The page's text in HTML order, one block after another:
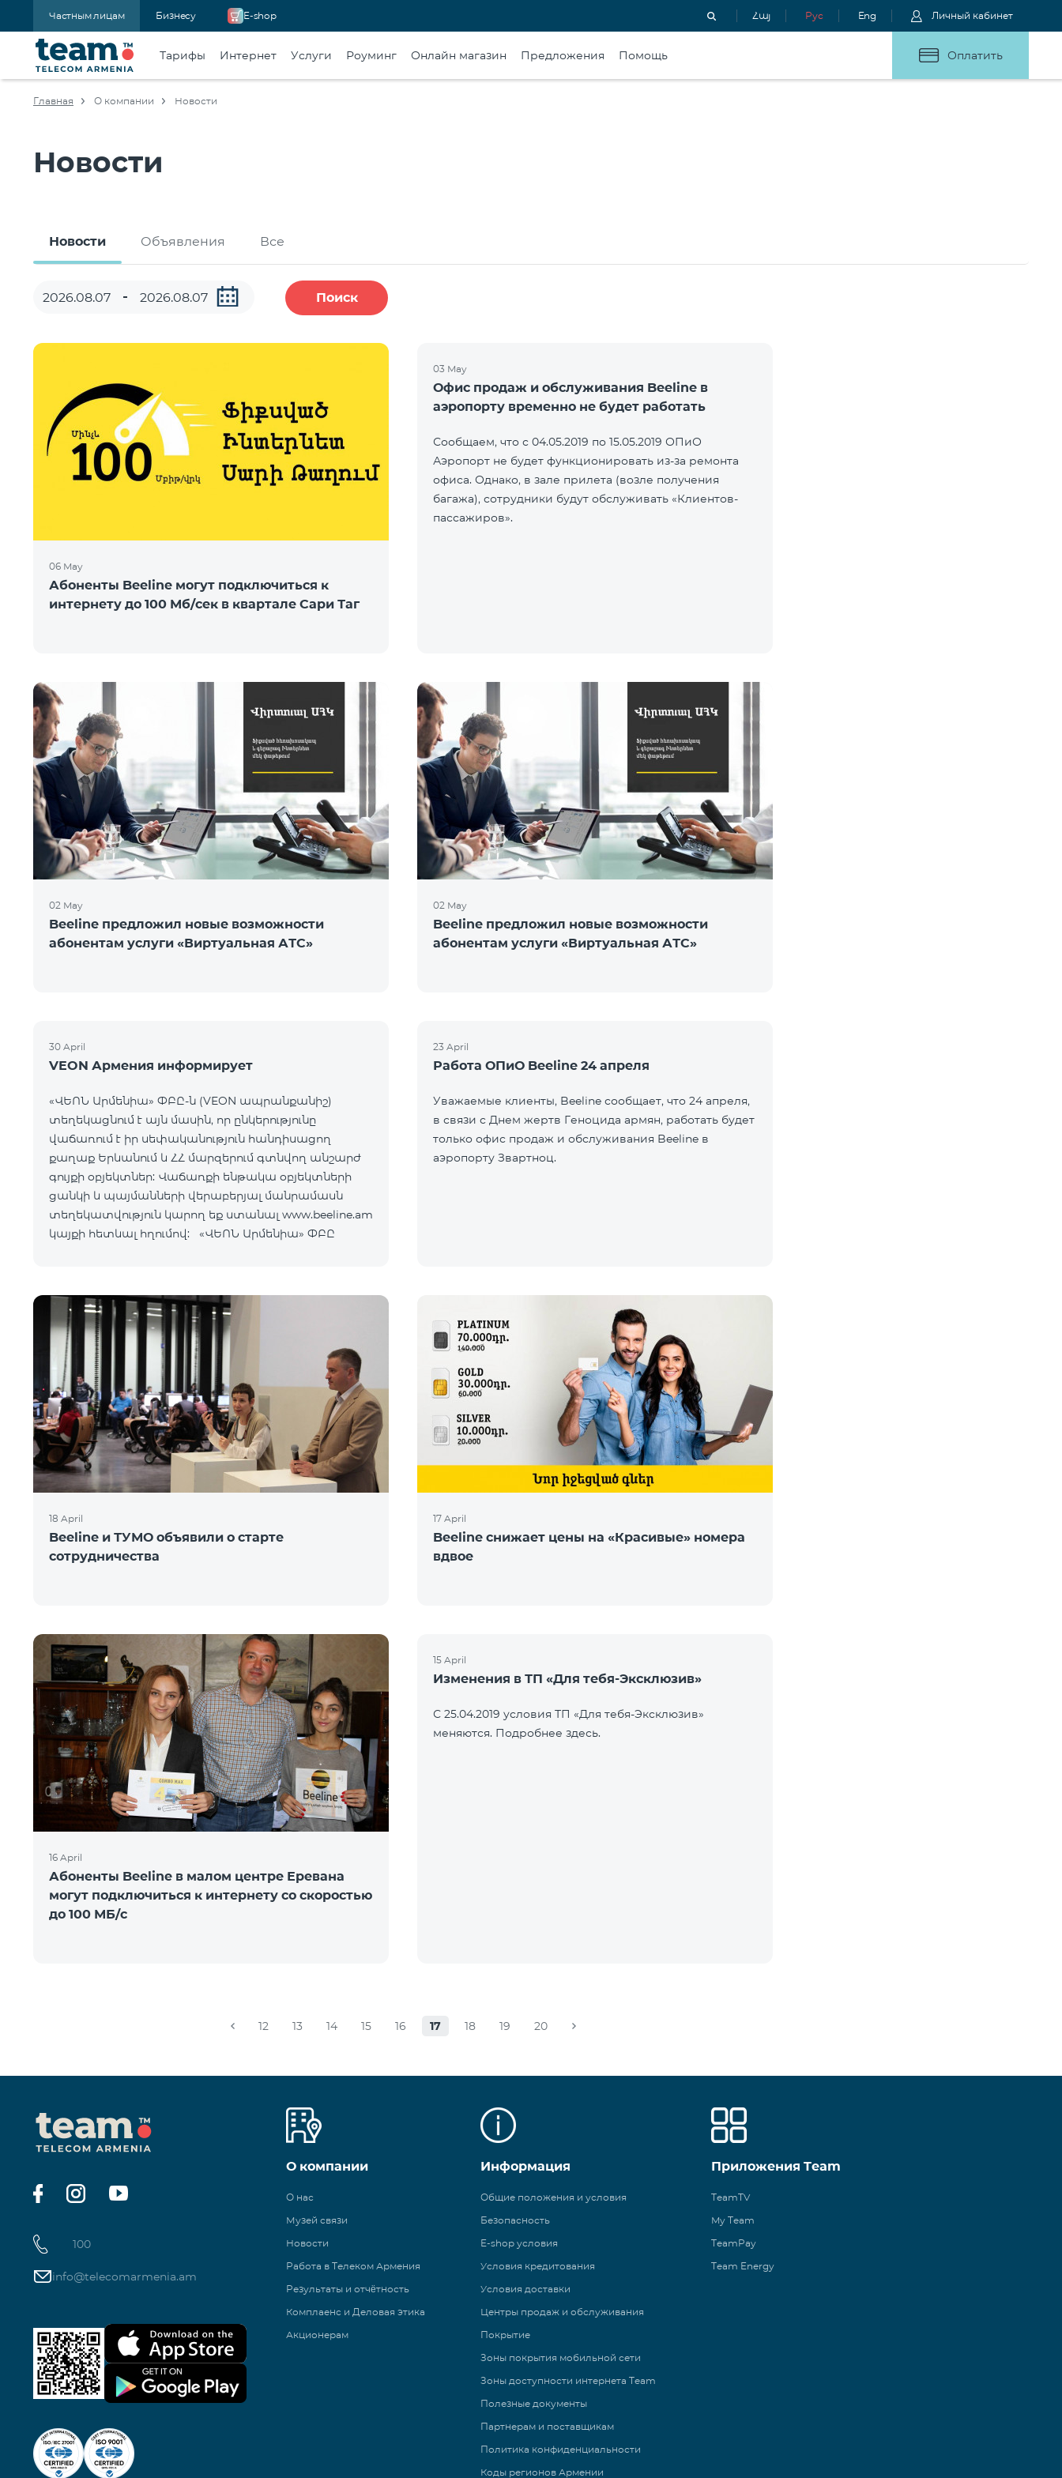
Частным лицам Бизнесу E-shop Հայ Рус Eng Личный кабинет
Тарифы Интернет Услуги Роуминг Онлайн магазин Предложения Помощь Оплатить
Главная О компании Новости
Новости
Новости Объявления Все
Поиск
06 May
Абоненты Beeline могут подключиться к
интернету до 100 Мб/сек в квартале Сари Таг
03 May
Офис продаж и обслуживания Beeline в
аэропорту временно не будет работать
Сообщаем, что с 04.05.2019 по 15.05.2019 ОПиО
Аэропорт не будет функционировать из-за ремонта
офиса. Однако, в зале прилета (возле получения
багажа), сотрудники будут обслуживать «Клиентов-
пассажиров».
02 May
Beeline предложил новые возможности
абонентам услуги «Виртуальная АТС»
02 May
Beeline предложил новые возможности
абонентам услуги «Виртуальная АТС»
30 April
VEON Армения информирует
«ՎԵՈՆ Արմենիա» ՓԲԸ-ն (VEON ապրանքանիշ)
տեղեկացնում է այն մասին, որ ընկերությունը
վաճառում է իր սեփականություն հանդիսացող
քաղաք Երևանում և ՀՀ մարզերում գտնվող անշարժ
գույքի օբյեկտներ: Վաճառքի ենթակա օբյեկտների
ցանկի և պայմանների վերաբերյալ մանրամասն
տեղեկատվություն կարող եք ստանալ www.beeline.am
կայքի հետևալ հղումով: «ՎԵՈՆ Արմենիա» ՓԲԸ
23 April
Работа ОПиО Beeline 24 апреля
Уважаемые клиенты, Beeline сообщает, что 24 апреля,
в связи с Днем жертв Геноцида армян, работать будет
только офис продаж и обслуживания Beeline в
аэропорту Звартноц.
18 April
Beeline и ТУМО объявили о старте
сотрудничества
17 April
Beeline снижает цены на «Красивые» номера
вдвое
16 April
Абоненты Beeline в малом центре Еревана
могут подключиться к интернету со скоростью
до 100 МБ/с
15 April
Изменения в ТП «Для тебя-Эксклюзив»
С 25.04.2019 условия ТП «Для тебя-Эксклюзив»
меняются. Подробнее здесь.
12 13 14 15 16 17 18 19 20
100
info@telecomarmenia.am
О компании
О нас
Музей связи
Новости
Работа в Телеком Армения
Результаты и отчётность
Комплаенс и Деловая этика
Акционерам
Информация
Общие положения и условия
Безопасность
E-shop условия
Условия кредитования
Условия доставки
Центры продаж и обслуживания
Покрытие
Зоны покрытия мобильной сети
Зоны доступности интернета Team
Полезные документы
Партнерам и поставщикам
Политика конфиденциальности
Коды регионов Армении
Приложения Team
TeamTV
My Team
TeamPay
Team Energy